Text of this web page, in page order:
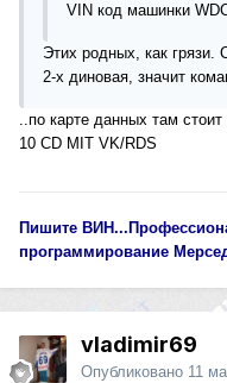
VIN код машинки
Этих родных, как
2-х диновая, значит
..по карте данных там
10 CD MIT VK/RDS
Пишите
программирование
vladimir69
Опубликовано 11